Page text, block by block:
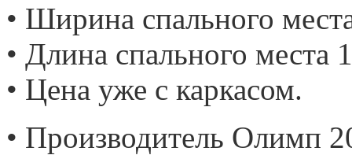
• Ширина спального
• Длина спального места
• Цена уже с каркасом.
• Производитель Олимп